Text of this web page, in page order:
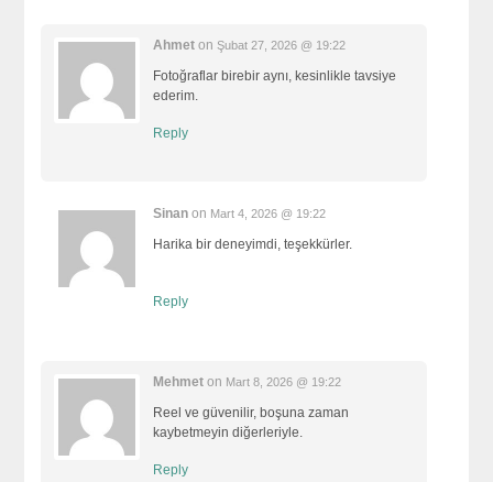
Ahmet onŞubat 27, 2026 @ 19:22
Fotoğraflar birebir aynı, kesinlikle tavsiye
ederim.
Reply
Sinan on Mart 4, 2026 @ 19:22
Harika bir deneyimdi, teşekkürler.
Reply
Mehmet on Mart 8, 2026 @ 19:22
Reel ve güvenilir, boşuna zaman
kaybetmeyin diğerleriyle.
Reply